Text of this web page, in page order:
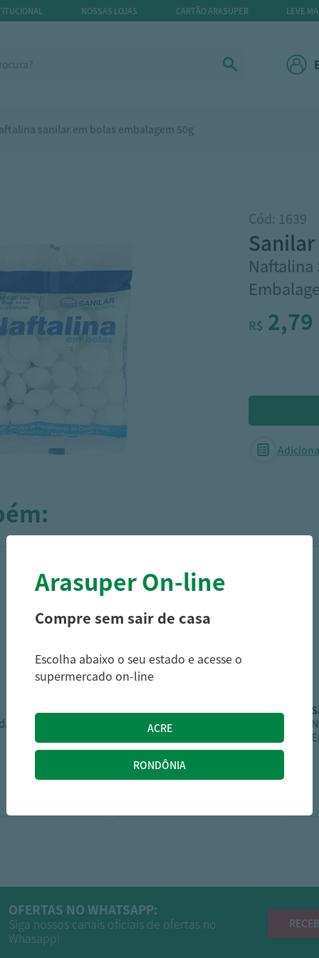
NOSSAS LOJAS CARTÃO ARASUPER LEVE
sanilar em bolas embalagem 50g
Cód: 1639
sanilar
Naftalina
R$ 2,79
Vorel Aerosol
detefon
Inseticida Espiral
Detefon 10un
OFERTAS NO WHATSAPP:
Siga nossos canais oficiais de ofertas no
Whasapp!
Arasuper On-line
Compre sem sair de casa
Escolha abaixo o seu estado e acesse o
supermercado on-line